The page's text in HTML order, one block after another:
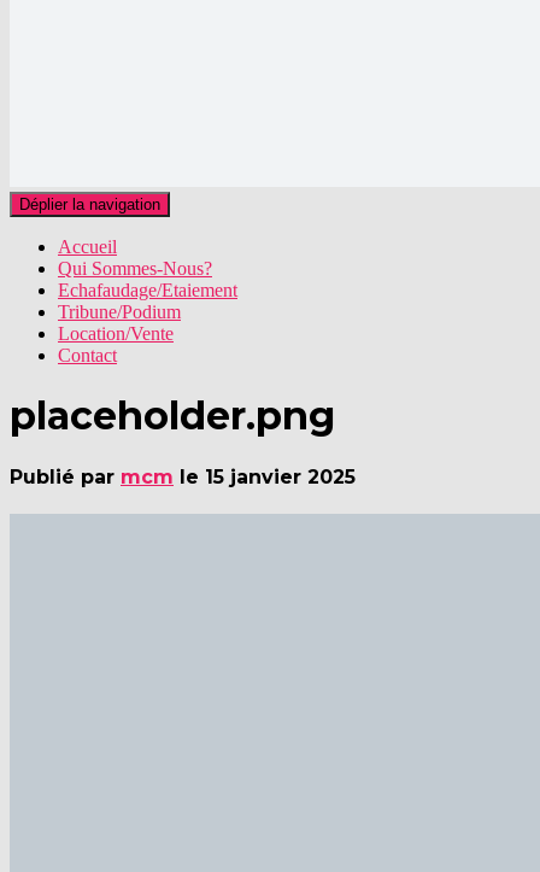
Déplier la navigation
Accueil
Qui Sommes-Nous?
Echafaudage/Etaiement
Tribune/Podium
Location/Vente
Contact
placeholder.png
Publié par mcm le 15 janvier 2025